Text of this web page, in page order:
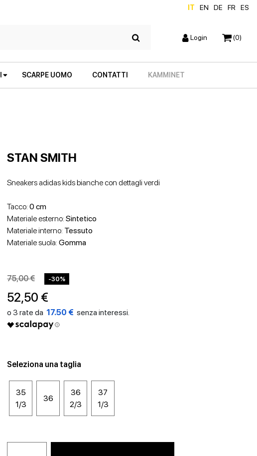
IT EN DE FR ES
Login (0)
SCARPE UOMO CONTATTI KAMMINET
STAN SMITH
Sneakers adidas kids bianche con dettagli verdi
Tacco:0 cm
Materiale esterno:Sintetico
Materiale interno: Tessuto
Materiale suola:Gomma
75,00 € -30%
52,50 €
17.50 €
Seleziona una taglia
35
1/3
36
36
2/3
37
1/3